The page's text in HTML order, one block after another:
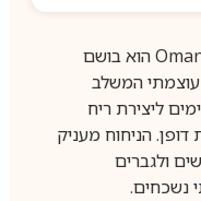
Omanluxury Overdose EDP 100ML הוא בושם
עוצמתי המשלב
ליצירת ריח
הניחוח מעניק
ולגברים
נשכחים.